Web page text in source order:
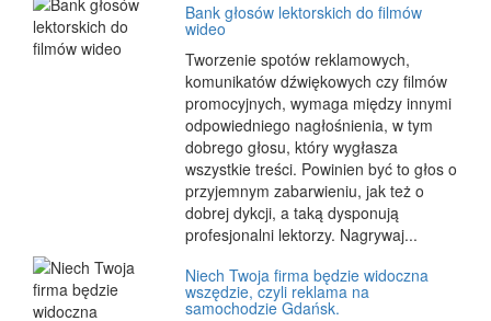
Bank głosów lektorskich do filmów
wideo
Tworzenie spotów reklamowych,
komunikatów dźwiękowych czy filmów
promocyjnych, wymaga między innymi
odpowiedniego nagłośnienia, w tym
dobrego głosu, który wygłasza
wszystkie treści. Powinien być to głos o
przyjemnym zabarwieniu, jak też o
dobrej dykcji, a taką dysponują
profesjonalni lektorzy. Nagrywaj...
Niech Twoja firma będzie widoczna
wszędzie, czyli reklama na
samochodzie Gdańsk.